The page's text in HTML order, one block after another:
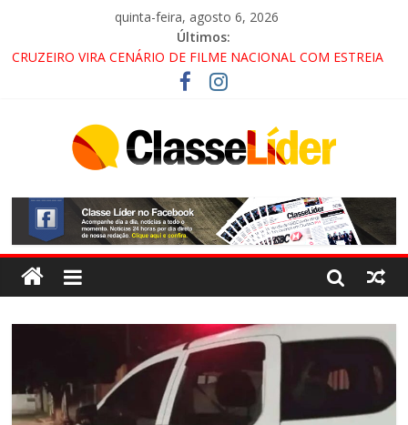
quinta-feira, agosto 6, 2026
Últimos:
CRUZEIRO VIRA CENÁRIO DE FILME NACIONAL COM ESTREIA
PROMOTOR DO GAECO
ACESSO À APARECIDA NA DUTRA SERÁ BLOQUEADO NO FIM
ALTERNATIVAS
LORENA, PINDAMONHANGABA E QUELUZ NA RETA FINAL
PELA FÁBRICA DA COCA-COLA!